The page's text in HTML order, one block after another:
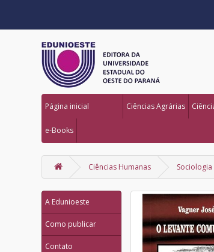
Página inicial Ciências Agrárias
e-Books
Ciências Humanas Sociologia
A Edunioeste
Como publicar
Contato